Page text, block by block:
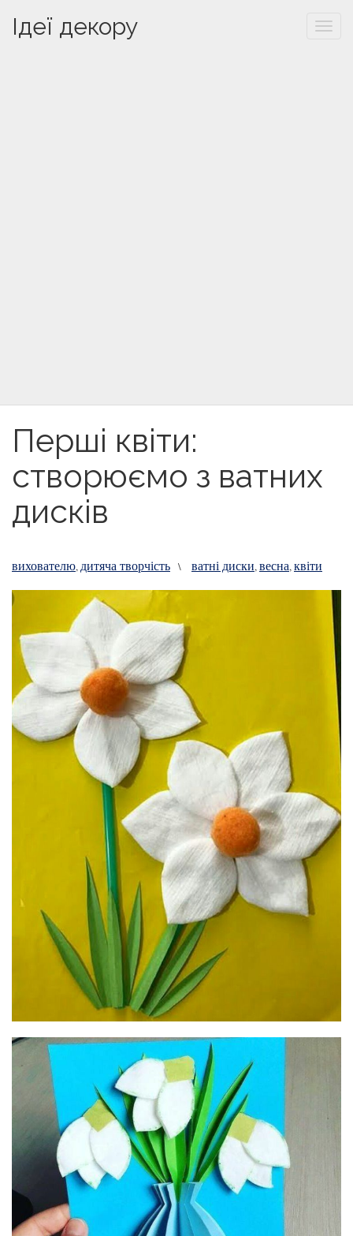
Ідеї декору
Перші квіти:
створюємо з ватних
дисків
вихователю, дитяча творчість \ ватні диски,весна,квіти